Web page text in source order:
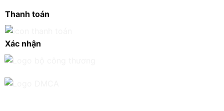
Thanh toán
Xác nhận